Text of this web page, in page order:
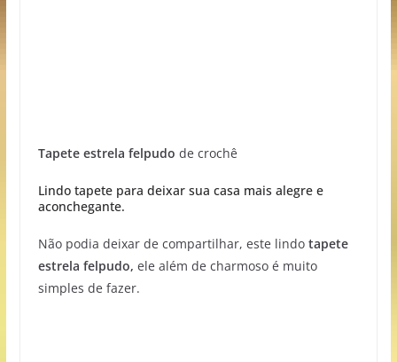
Tapete estrela felpudo de crochê
Lindo tapete para deixar sua casa mais alegre e
aconchegante.
Não podia deixar de compartilhar, este lindotapete
estrela felpudo, ele além de charmoso é muito
simples de fazer.